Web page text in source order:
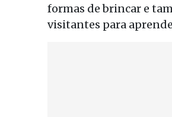
formas de brincar e
visitantes para